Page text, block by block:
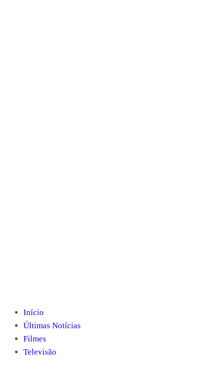
Início
Últimas Notícias
Filmes
Televisão